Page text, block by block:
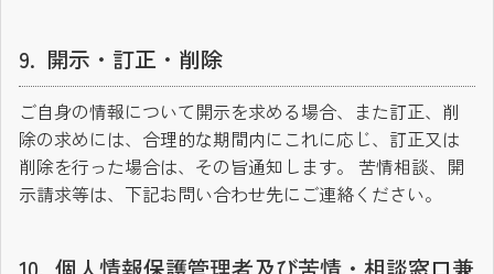
開示・訂正・削除
ご自身の情報について開示を求める場合、また訂正、削
除の求めには、合理的な期間内にこれに応じ、訂正又は
削除を行った場合は、その旨通知します。 苦情相談、開
示請求等は、下記お問い合わせ先にご連絡ください。